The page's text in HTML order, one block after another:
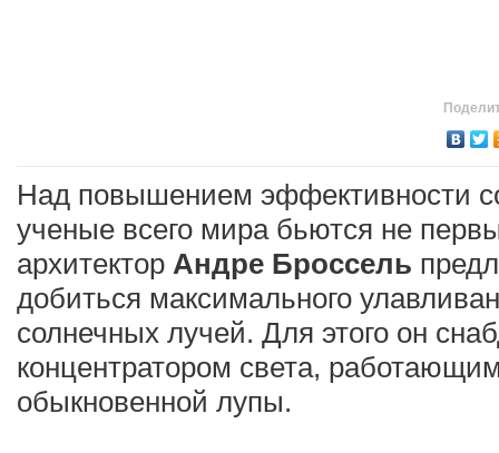
Над повышением эффективности
ученые всего мира бьются не
архитектор Андре Броссель
добиться максимального
солнечных лучей. Для этого он
концентратором света,
обыкновенной лупы.